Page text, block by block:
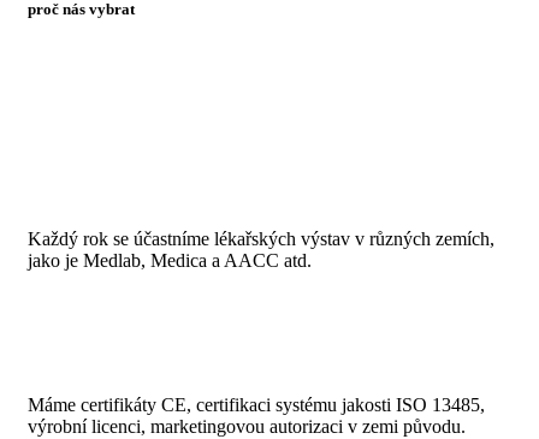
proč nás vybrat
Každý rok se účastníme lékařských výstav v různých zemích,
jako je Medlab, Medica a AACC atd.
Máme certifikáty CE, certifikaci systému jakosti ISO 13485,
výrobní licenci, marketingovou autorizaci v zemi původu.